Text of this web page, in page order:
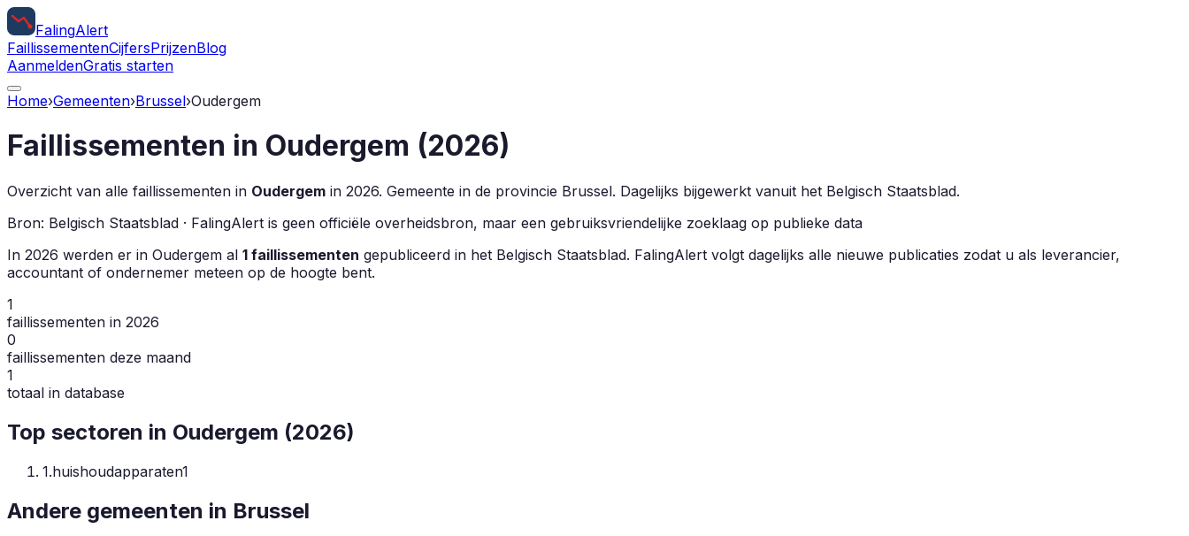
FalingAlert
FaillissementenCijfersPrijzenBlog
AanmeldenGratis starten
Home›Gemeenten›Brussel›Oudergem
Faillissementen in Oudergem (2026)
Overzicht van alle faillissementen in Oudergem in 2026. Gemeente in de provincie Brussel. Dagelijks bijgewerkt vanuit het Belgisch Staatsblad.
Bron: Belgisch Staatsblad · FalingAlert is geen officiële overheidsbron, maar een gebruiksvriendelijke zoeklaag op publieke data
In 2026 werden er in Oudergem al 1 faillissementen gepubliceerd in het Belgisch Staatsblad. FalingAlert volgt dagelijks alle nieuwe publicaties zodat u als leverancier,
accountant of ondernemer meteen op de hoogte bent.
1
faillissementen in 2026
0
faillissementen deze maand
1
totaal in database
Top sectoren in Oudergem (2026)
1.huishoudapparaten1
Andere gemeenten in Brussel